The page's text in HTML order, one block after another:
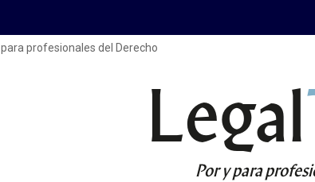
profesionales del Derecho
Legal
Por y para